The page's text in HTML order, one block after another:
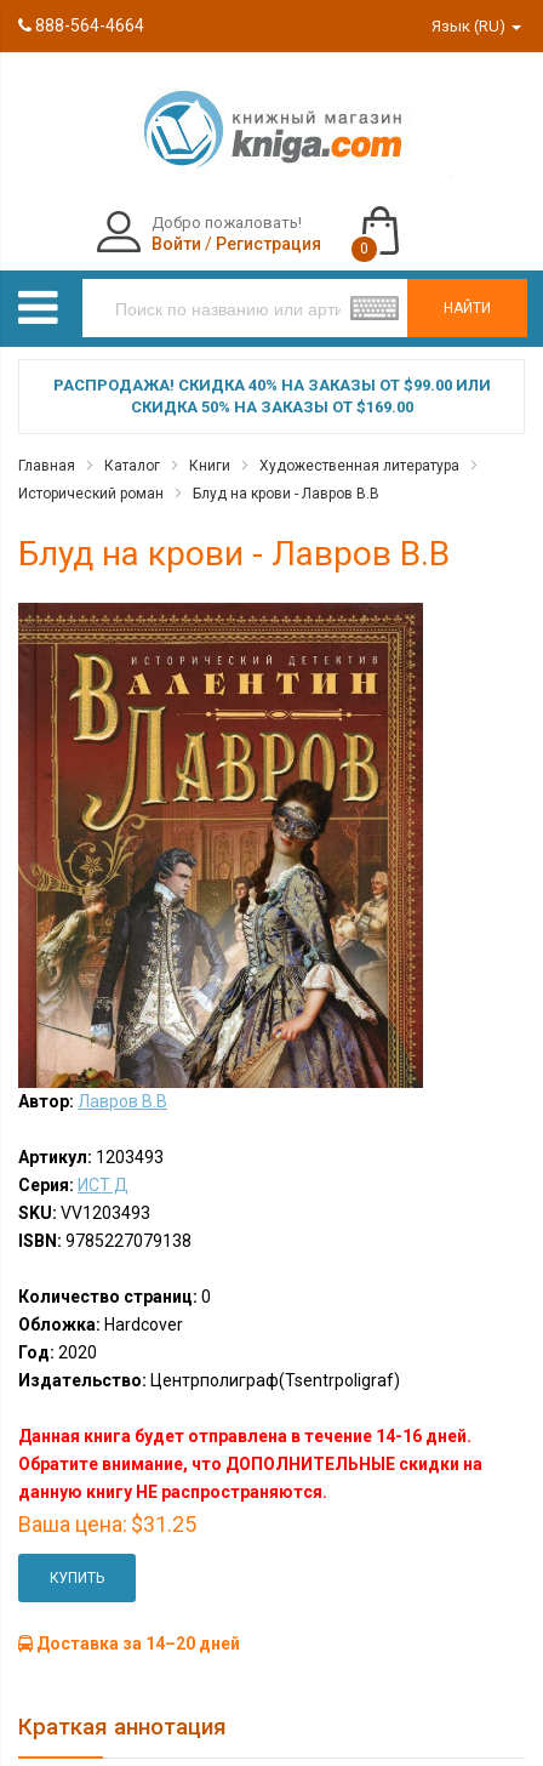
888-564-4664 Язык (RU)
НАЙТИ
Добро пожаловать!
Войти / Регистрация 0
РАСПРОДАЖА! СКИДКА 40% НА ЗАКАЗЫ ОТ $99.00 ИЛИ
СКИДКА 50% НА ЗАКАЗЫ ОТ $169.00
Главная Каталог Книги
Художественная литература
Исторический роман
Блуд на крови - Лавров В.В
Блуд на крови - Лавров В.В
Автор: Лавров В.В
Артикул: 1203493
Серия: ИСТ Д
SKU: VV1203493
ISBN: 9785227079138
Количество страниц: 0
Обложка: Hardcover
Год: 2020
Издательство: Центрполиграф(Tsentrpoligraf)
Данная книга будет отправлена в течение 14-16 дней.
Обратите внимание, что ДОПОЛНИТЕЛЬНЫЕ скидки на
данную книгу НЕ распространяются.
Ваша цена: $31.25
КУПИТЬ
Доставка за 14–20 дней
Краткая аннотация